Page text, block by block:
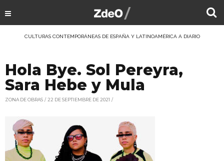
CULTURAS CONTEMPORÁNEAS DE ESPAÑA Y LATINOAMÉRICA A DIARIO
Hola Bye. Sol Pereyra,
Sara Hebe y Mula
ZONA DE OBRAS 22 DE SEPTIEMBRE DE 2021